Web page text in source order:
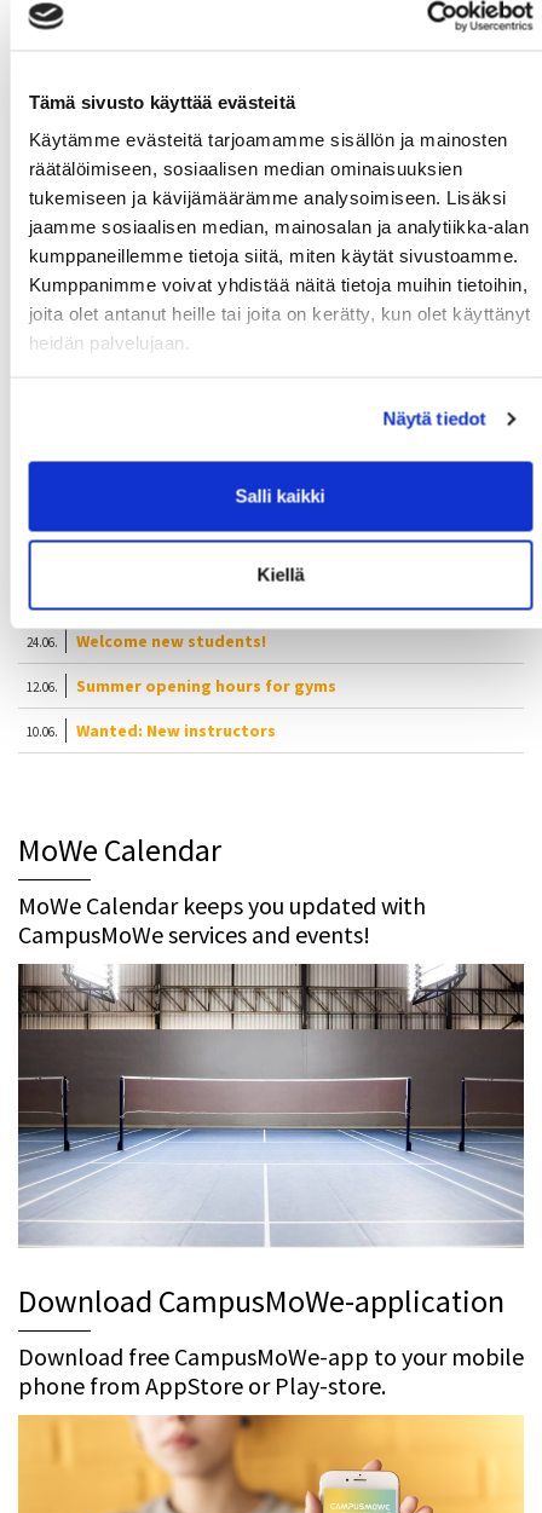
Tämä sivusto käyttää evästeitä
Käytämme evästeitä tarjoamamme sisällön ja mainosten
räätälöimiseen, sosiaalisen median ominaisuuksien
tukemiseen ja kävijämäärämme analysoimiseen. Lisäksi
jaamme sosiaalisen median, mainosalan ja analytiikka-alan
kumppaneillemme tietoja siitä, miten käytät sivustoamme.
Kumppanimme voivat yhdistää näitä tietoja muihin tietoihin,
joita olet antanut heille tai joita on kerätty, kun olet käyttänyt
heidän palvelujaan.
Näytä tiedot
Salli kaikki
Kiellä
a right to enroll and participate for gym sessions.
Soteekki students works as a supervisors in the
gym! You will find a detailed information about
the gym sessions from the article below!
24.06. Welcome new students!
12.06. Summer opening hours for gyms
10.06. Wanted: New instructors
MoWe Calendar
MoWe Calendar keeps you updated with
CampusMoWe services and events!
Download CampusMoWe-application
Download free CampusMoWe-app to your mobile
phone from AppStore or Play-store.